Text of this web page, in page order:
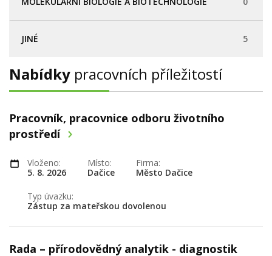
5
JINÉ
Nabídky pracovních příležitostí
Pracovník, pracovnice odboru životního
prostředí
Vloženo:
5. 8. 2026
Místo:
Dačice
Firma:
Město Dačice
Typ úvazku:
Zástup za mateřskou dovolenou
Rada – přírodovědný analytik - diagnostik